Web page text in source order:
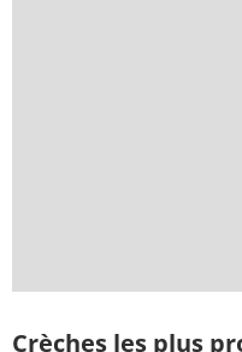
Crèches les plus